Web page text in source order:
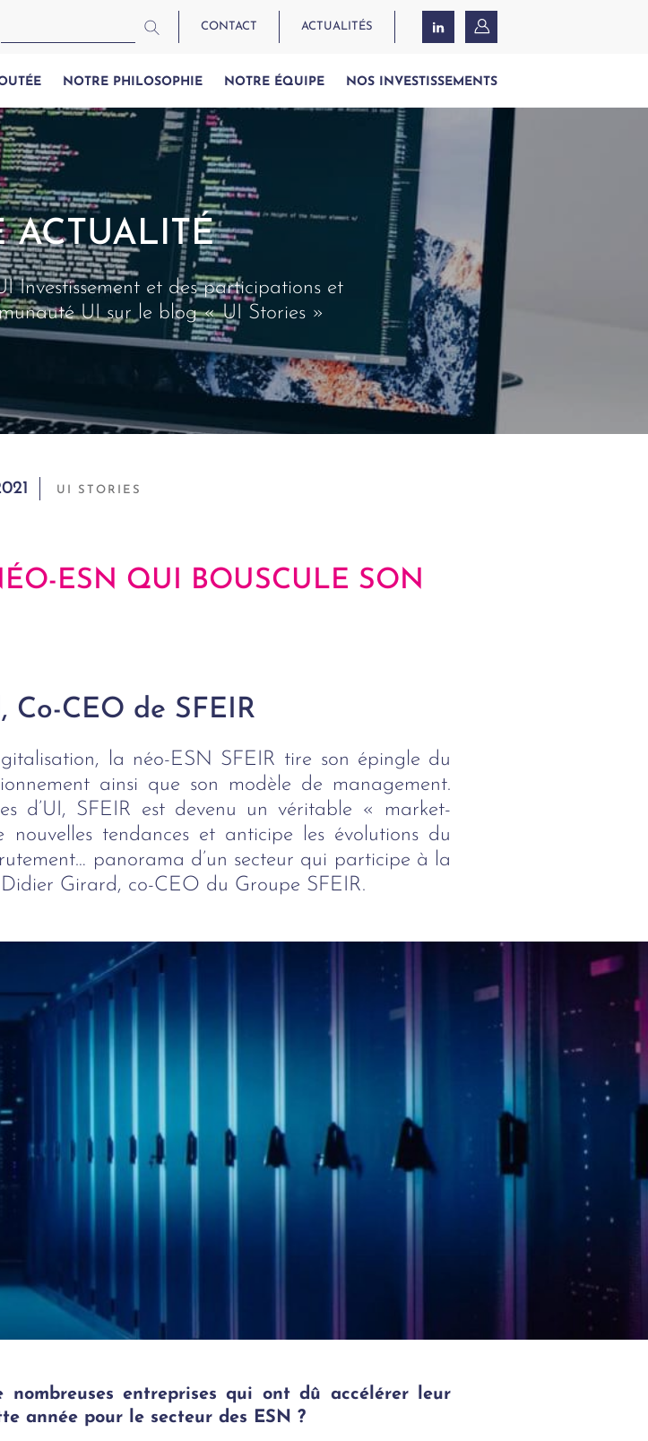
CONTACT ACTUALITÉS
NOTRE PHILOSOPHIE NOTRE ÉQUIPE NOS INVESTISSEMENTS
ACTUALITÉ
Investissement et des participations et
UI sur le blog « UI Stories »
UI STORIES
ESN QUI BOUSCULE SON
Co-CEO de SFEIR
la néo-ESN SFEIR tire son épingle du
ainsi que son modèle de management.
d’UI, SFEIR est devenu un véritable « market-
tendances et anticipe les évolutions du
panorama d’un secteur qui participe à la
Girard, co-CEO du Groupe SFEIR.
entreprises qui ont dû accélérer leur
année pour le secteur des ESN ?